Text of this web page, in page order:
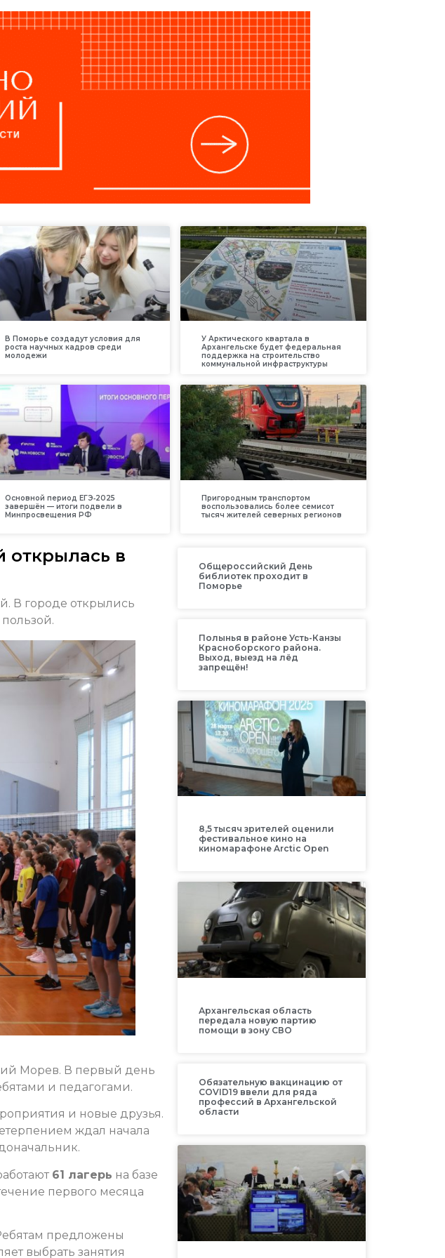
В Поморье создадут условия для
роста научных кадров среди
молодежи
У Арктического квартала в
Архангельске будет федеральная
поддержка на строительство
коммунальной инфраструктуры
Основной период ЕГЭ‑2025
завершён — итоги подвели в
Минпросвещения РФ
Пригородным транспортом
воспользовались более семисот
тысяч жителей северных регионов
открылась в
В городе открылись
Морев. В первый день
и педагогами.
и новые друзья.
ждал начала
61 лагерь на базе
первого месяца
предложены
выбрать занятия
Общероссийский День
библиотек проходит в
Поморье
Полынья в районе Усть-Канзы
Красноборского района.
Выход, выезд на лёд
запрещён!
8,5 тысяч зрителей оценили
фестивальное кино на
киномарафоне Arctic Open
Архангельская область
передала новую партию
помощи в зону СВО
Обязательную вакцинацию от
COVID19 ввели для ряда
профессий в Архангельской
области